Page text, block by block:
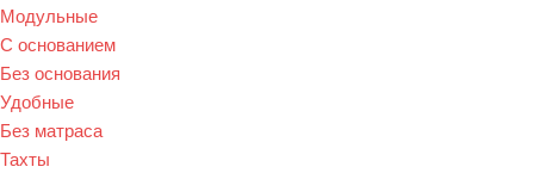
Модульные
С основанием
Без основания
Удобные
Без матраса
Тахты